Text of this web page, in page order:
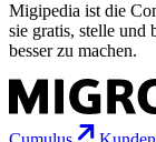
Migipedia ist die
sie gratis, stelle
besser zu machen.